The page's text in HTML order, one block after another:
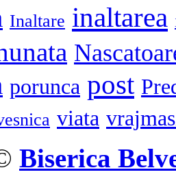
Inaltare inaltarea
porunca post
viata
Biserica